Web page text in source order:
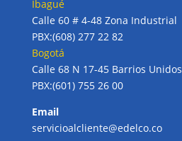
Ibagué
Calle 60 # 4-48 Zona Industrial
PBX:(608) 277 22 82
Bogotá
Calle 68 N 17-45 Barrios Unidos
PBX:(601) 755 26 00
Email
servicioalcliente@edelco.co